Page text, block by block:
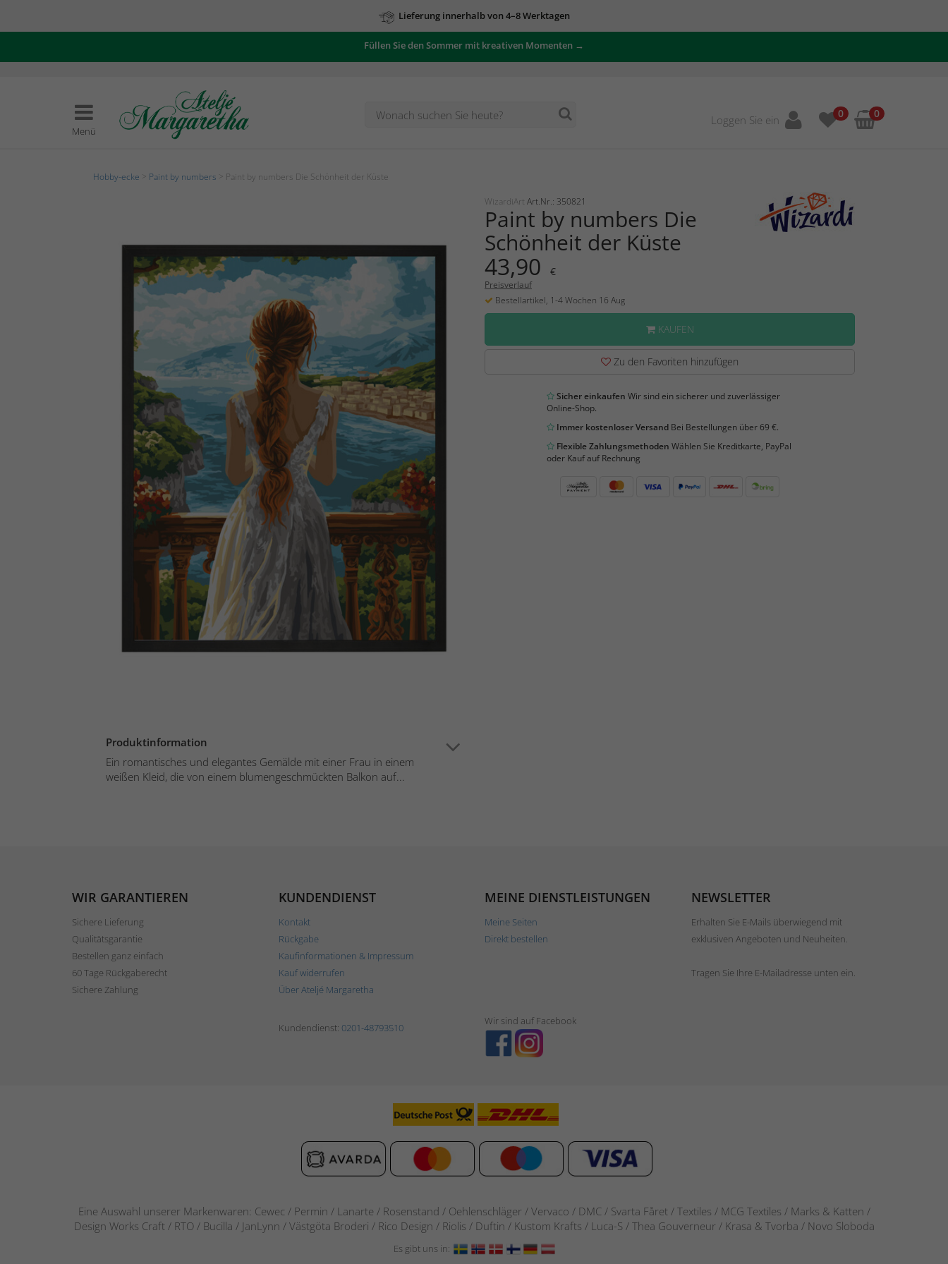
Lieferung innerhalb von 4–8 Werktagen
Füllen Sie den Sommer mit kreativen Momenten →
Menü
Loggen Sie ein 0 0
Hobby-ecke Paint by numbers > Paint by numbers Die Schönheit der Küste
Produktinformation
Ein romantisches und elegantes Gemälde mit einer Frau in einem
weißen Kleid, die von einem blumengeschmückten Balkon auf...
WizardiArt Art.Nr.: 350821
Paint by numbers Die
Schönheit der Küste
43,90 €
Preisverlauf
Bestellartikel, 1-4 Wochen 16 Aug
KAUFEN
Zu den Favoriten hinzufügen
Sicher einkaufen Wir sind ein sicherer und zuverlässiger
Online-Shop.
Immer kostenloser VersandBei Bestellungen über 69 €.
Flexible Zahlungsmethoden Wählen Sie Kreditkarte, PayPal
oder Kauf auf Rechnung
WIR GARANTIEREN
Sichere Lieferung
Qualitätsgarantie
Bestellen ganz einfach
60 Tage Rückgaberecht
Sichere Zahlung
KUNDENDIENST
Kontakt
Rückgabe
Kaufinformationen & Impressum
Kauf widerrufen
Über Ateljé Margaretha
MEINE DIENSTLEISTUNGEN
Meine Seiten
Direkt bestellen
NEWSLETTER
Erhalten Sie E-Mails überwiegend mit
exklusiven Angeboten und Neuheiten.
Tragen Sie Ihre E-Mailadresse unten ein.
Kundendienst: 0201-48793510
Wir sind auf Facebook
Eine Auswahl unserer Markenwaren: Cewec / Permin / Lanarte / Rosenstand / Oehlenschläger / Vervaco / DMC / Svarta Fåret / Textiles / MCG Textiles / Marks & Katten /
Design Works Craft / RTO / Bucilla / JanLynn / Västgöta Broderi / Rico Design / Riolis / Duftin / Kustom Krafts / Luca-S / Thea Gouverneur / Krasa & Tvorba / Novo Sloboda
Es gibt uns in: